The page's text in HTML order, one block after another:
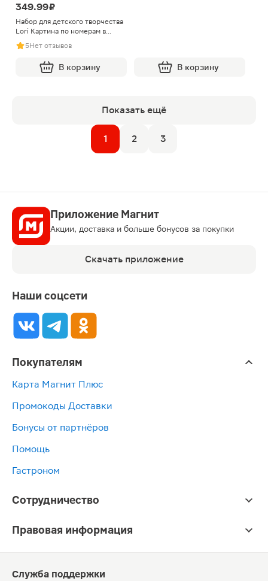
349.99 ₽
Набор для детского творчества
Lori Картина по номерам в
ассортименте
5Нет отзывов
В корзину В корзину
Показать ещё
1 2 3
Приложение Магнит
Акции, доставка и больше бонусов за покупки
Скачать приложение
Наши соцсети
Покупателям
Карта Магнит Плюс
Промокоды Доставки
Бонусы от партнёров
Помощь
Гастроном
Сотрудничество
Правовая информация
Служба поддержки